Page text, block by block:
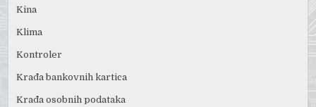
Kina
Klima
Kontroler
Krađa bankovnih kartica
Krađa osobnih podataka